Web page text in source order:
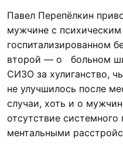
Павел Перепёлкин
мужчине с
госпитализированном
второй — о больном
СИЗО за хулиганство,
не улучшилось после
случаи, хоть и о
отсутствие
ментальными